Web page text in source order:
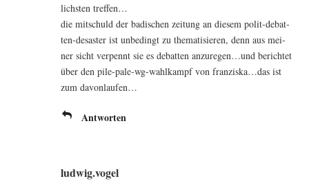
lichs­ten treffen…
die mit­schuld der badi­schen zei­tung an die­sem polit-debat­
ten-desas­ter ist unbe­dingt zu the­ma­ti­sie­ren, denn aus mei­
ner sicht ver­pennt sie es debat­ten anzuregen…und berich­tet
über den pile-pale-wg-wahl­kampf von franziska…das ist
zum davonlaufen…
Antworten
ludwig.vogel